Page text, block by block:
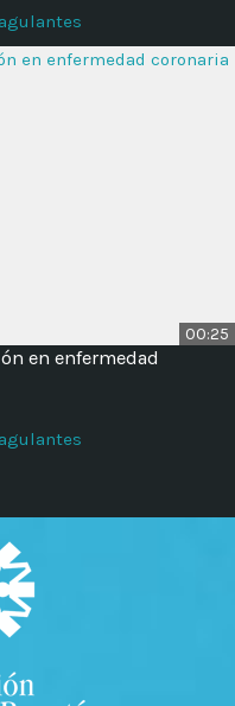
00:25
en enfermedad